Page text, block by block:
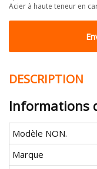
Acier à haute teneur en
DESCRIPTION
Informations
Modèle NON.
Marque